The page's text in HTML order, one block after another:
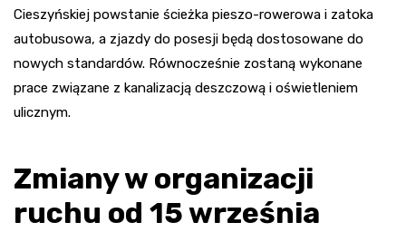
Cieszyńskiej powstanie ścieżka pieszo-rowerowa i zatoka
autobusowa, a zjazdy do posesji będą dostosowane do
nowych standardów. Równocześnie zostaną wykonane
prace związane z kanalizacją deszczową i oświetleniem
ulicznym.
Zmiany w organizacji
ruchu od 15 września